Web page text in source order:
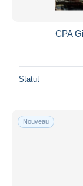
iDeal
Monde entier
CPA
Statut
Nouveau